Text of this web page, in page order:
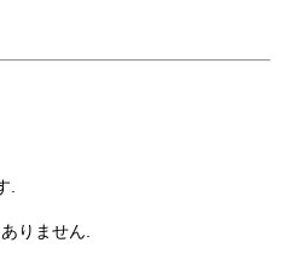
.
りません.